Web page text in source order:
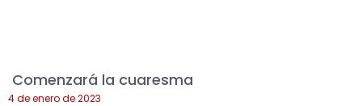
Comenzará la cuaresma
4 de enero de 2023